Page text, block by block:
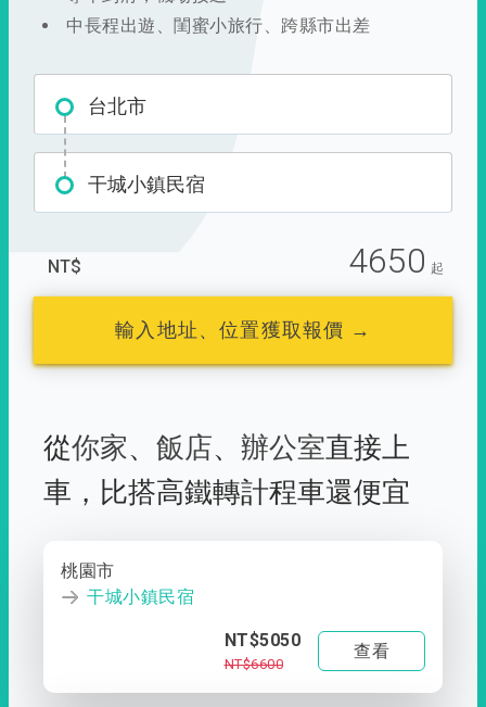
中長程出遊、閨蜜小旅行、跨縣市出差
台北市
干城小鎮民宿
NT$ 4650 起
輸入地址、位置獲取報價 →
從你家、 飯店、 辦公室直接上
車， 比搭高鐵轉計程車還便宜
桃園市
干城小鎮民宿
NT$5050
NT$6600
查看